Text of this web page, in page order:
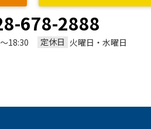
678-2888
18:30 定休日 火曜日・水曜日